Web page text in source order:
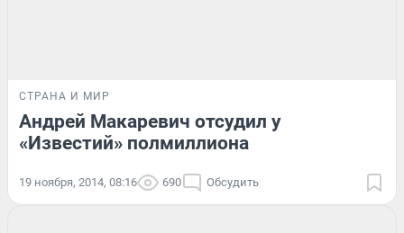
СТРАНА И МИР
Андрей Макаревич отсудил у
«Известий» полмиллиона
19 ноября, 2014, 08:16 690 Обсудить